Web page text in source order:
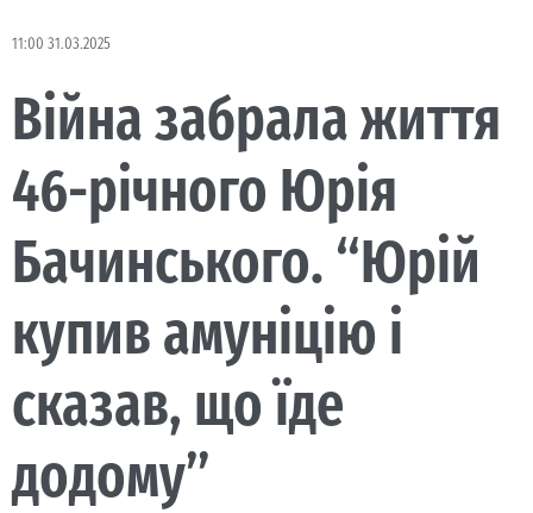
11:00 31.03.2025
Війна забрала життя
46-річного Юрія
Бачинського. “Юрій
купив амуніцію і
сказав, що їде
додому”